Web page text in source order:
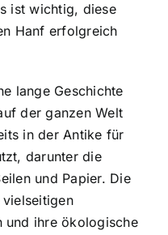
ist wichtig, diese
Hanf erfolgreich
lange Geschichte
der ganzen Welt
in der Antike für
darunter die
und Papier. Die
und ihre ökologische